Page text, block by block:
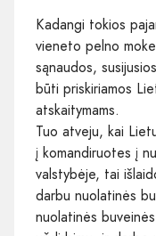
Kadangi tokios
vieneto pelno
sąnaudos,
būti priskiriamos
atskaitymams.​
Tuo atveju, kai
į komandiruotes į
valstybėje, tai
darbu nuolatinės
nuolatinės